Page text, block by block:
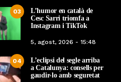
03
L’humor en català de
Cesc Sarri triomfa a
Instagram i TikTok
5, agost, 2026 - 15:48
04
L’eclipsi del segle arriba
a Catalunya: consells per
gaudir-lo amb seguretat